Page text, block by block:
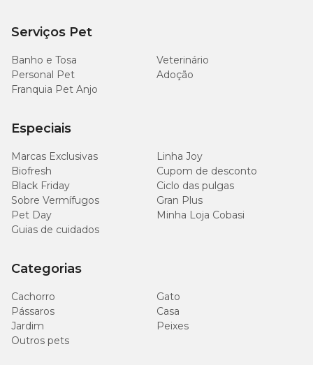
Serviços Pet
Banho e Tosa
Veterinário
Personal Pet
Adoção
Franquia Pet Anjo
Especiais
Marcas Exclusivas
Linha Joy
Biofresh
Cupom de desconto
Black Friday
Ciclo das pulgas
Sobre Vermífugos
Gran Plus
Pet Day
Minha Loja Cobasi
Guias de cuidados
Categorias
Cachorro
Gato
Pássaros
Casa
Jardim
Peixes
Outros pets